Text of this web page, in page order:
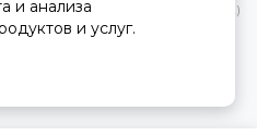
положениями Статьи 437(2)
кодекса РФ.
и анализа
и услуг.